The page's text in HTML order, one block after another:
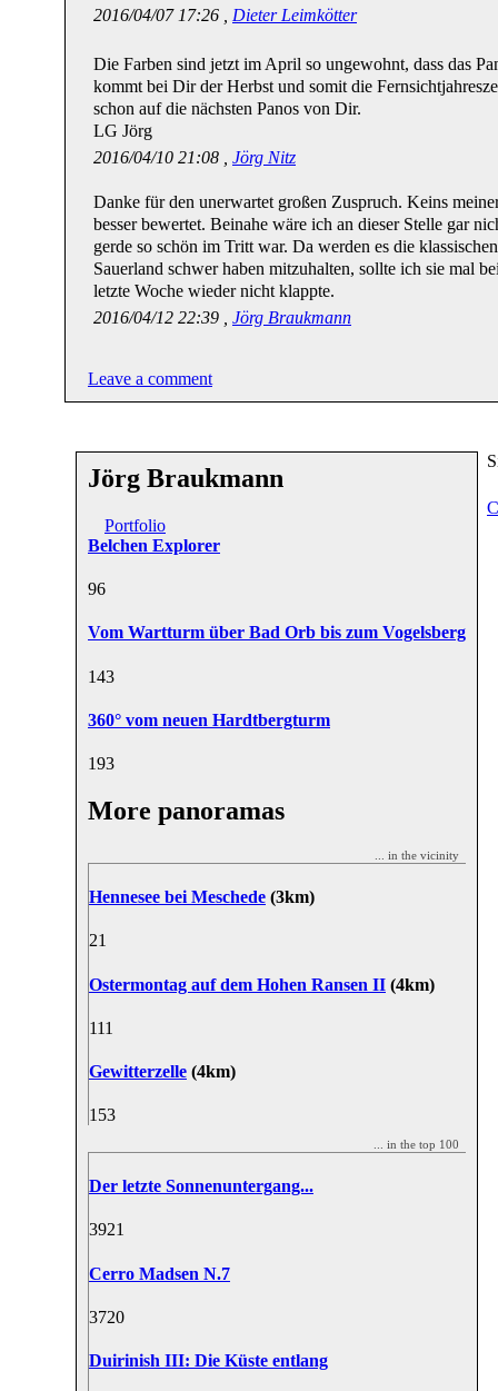
2016/04/07 17:26 , Dieter Leimkötter
Die Farben sind jetzt im April so ungewohnt, dass das
kommt bei Dir der Herbst und somit die
schon auf die nächsten Panos von Dir.
LG Jörg
2016/04/10 21:08 , Jörg Nitz
Danke für den unerwartet großen Zuspruch. Keins
besser bewertet. Beinahe wäre ich an dieser Stelle gar
gerde so schön im Tritt war. Da werden es die
Sauerland schwer haben mitzuhalten, sollte ich sie mal
letzte Woche wieder nicht klappte.
2016/04/12 22:39 , Jörg Braukmann
Leave a comment
Jörg Braukmann
Portfolio
Belchen Explorer
96
Vom Wartturm über Bad Orb bis zum Vogelsberg
143
360° vom neuen Hardtbergturm
193
More panoramas
... in the vicinity
Hennesee bei Meschede (3km)
21
Ostermontag auf dem Hohen Ransen II (4km)
111
Gewitterzelle (4km)
153
... in the top 100
Der letzte Sonnenuntergang...
3921
Cerro Madsen N.7
3720
Duirinish III: Die Küste entlang